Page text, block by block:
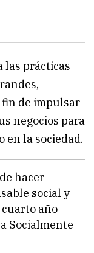
las prácticas
fin de impulsar
negocios para
en la sociedad.
hacer
social y
año
Socialmente